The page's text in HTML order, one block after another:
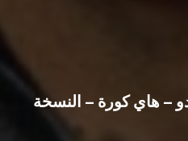
– هاي كورة – النسخة